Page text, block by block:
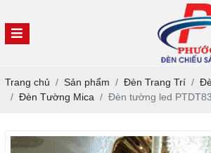
Trang chủ Sản phẩm Đèn Trang Trí
Đèn Tường Mica
Đèn tường led